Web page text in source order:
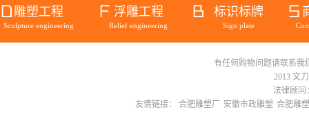
雕塑工程
Sculpture engineering
浮雕工程
Relief engineering
标识标牌
Sign plate
有任何购物问题请联系我
2013 文
法律顾问
友情链接： 合肥雕塑厂 安徽市政雕塑 合肥雕